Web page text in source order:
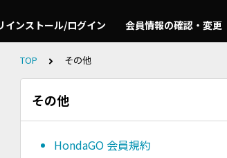
インストール/ログイン 会員情報の確認・変更
TOP その他
その他
HondaGO 会員規約